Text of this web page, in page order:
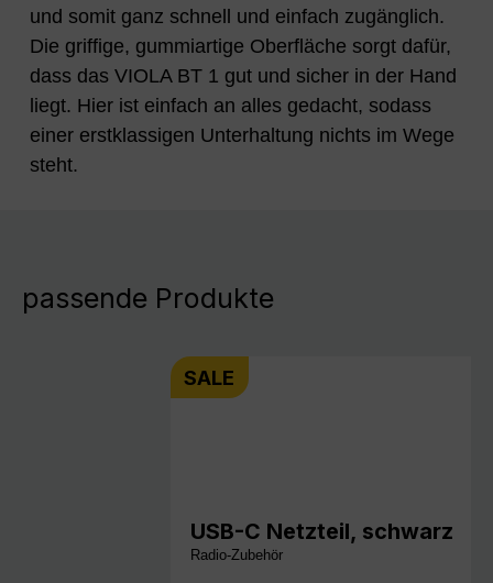
und somit ganz schnell und einfach zugänglich.
Die griffige, gummiartige Oberfläche sorgt dafür,
dass das VIOLA BT 1 gut und sicher in der Hand
liegt. Hier ist einfach an alles gedacht, sodass
einer erstklassigen Unterhaltung nichts im Wege
steht.
passende Produkte
SALE
USB-C Netzteil, schwarz
Radio-Zubehör